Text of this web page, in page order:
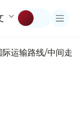
际运输路线/中间走廊